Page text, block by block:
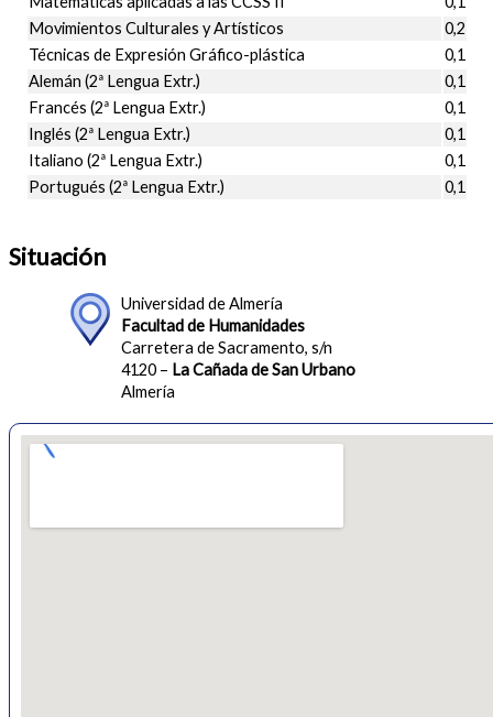
Movimientos Culturales y Artísticos
0,2
Técnicas de Expresión Gráfico-plástica
0,1
Alemán (2ª Lengua Extr.)
0,1
Francés (2ª Lengua Extr.)
0,1
Inglés (2ª Lengua Extr.)
0,1
Italiano (2ª Lengua Extr.)
0,1
Portugués (2ª Lengua Extr.)
0,1
Situación
Universidad de Almería
Facultad de Humanidades
Carretera de Sacramento, s/n
4120 – La Cañada de San Urbano
Almería